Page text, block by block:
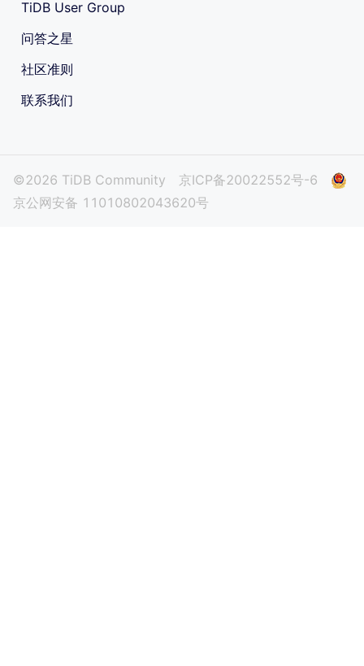
TiDB User Group
问答之星
社区准则
联系我们
©2026 TiDB Community
京ICP备20022552号-6
京公网安备 11010802043620号